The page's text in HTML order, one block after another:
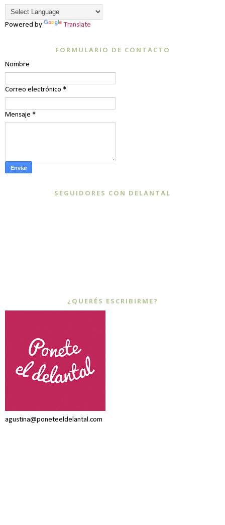
Powered by Translate
FORMULARIO DE CONTACTO
Nombre
Correo electrónico *
Mensaje *
SEGUIDORES CON DELANTAL
¿QUERÉS ESCRIBIRME?
agustina@poneteeldelantal.com